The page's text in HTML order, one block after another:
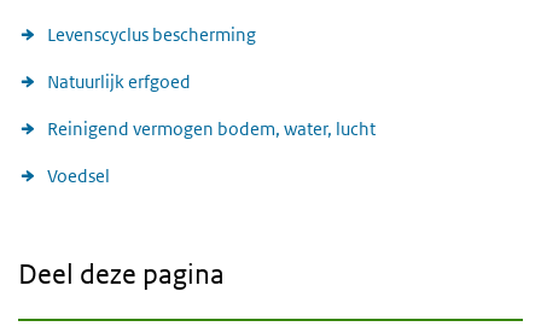
Levenscyclus bescherming
Natuurlijk erfgoed
Reinigend vermogen bodem, water, lucht
Voedsel
Deel deze pagina